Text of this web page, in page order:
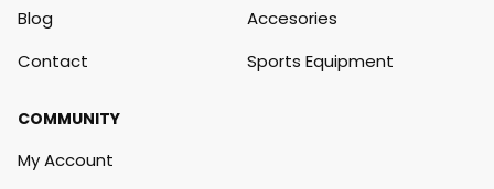
Blog
Contact
Accesories
Sports Equipment
COMMUNITY
My Account